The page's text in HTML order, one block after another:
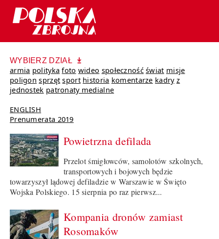
WYBIERZ DZIAŁ
armia polityka foto wideo społeczność świat misje
poligon sprzęt sport historia komentarze kadry z
jednostek patronaty medialne
ENGLISH
Prenumerata 2019
Powietrzna defilada
Przelot śmigłowców, samolotów szkolnych,
transportowych i bojowych będzie
towarzyszył lądowej defiladzie w Warszawie w Święto
Wojska Polskiego. 15 sierpnia po raz pierwsz...
Kompania dronów zamiast
Rosomaków